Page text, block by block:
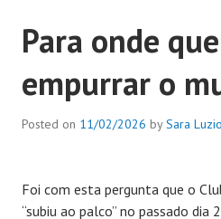
Para onde
empurrar o
Posted on 11/02/2026 bySara Luzio
Foi com esta pergunta que o
“subiu ao palco” no passado dia